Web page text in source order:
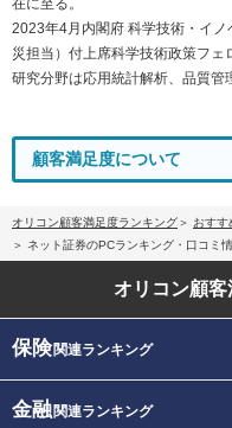
2023年4月内閣府 科学技術・イ
災担当）付上席科学技術政策フェ
研究分野は応用統計解析、品質管
顧客満足度について
オリコン顧客満足度ランキング おすす
ネット証券のPCランキング・口コミ
オリコン顧客
保険関連ランキング
金融関連ランキング